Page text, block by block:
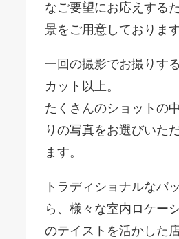
なご要望にお応えする
景をご用意しております
一回の撮影でお撮りす
カット以上。
たくさんのショットの
りの写真をお選びいた
ます。
トラディショナルなバ
ら、様々な室内ロケー
のテイストを活かした